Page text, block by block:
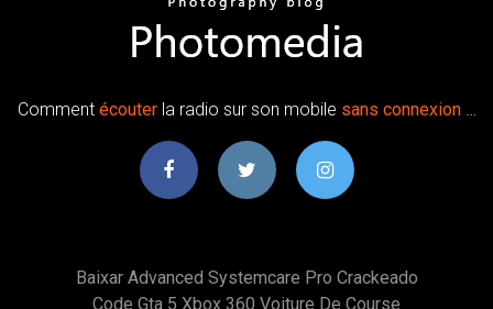
Comment écouterla radio sur son mobile sans connexion…
Baixar Advanced Systemcare Pro Crackeado
Code Gta 5 Xbox 360 Voiture De Course